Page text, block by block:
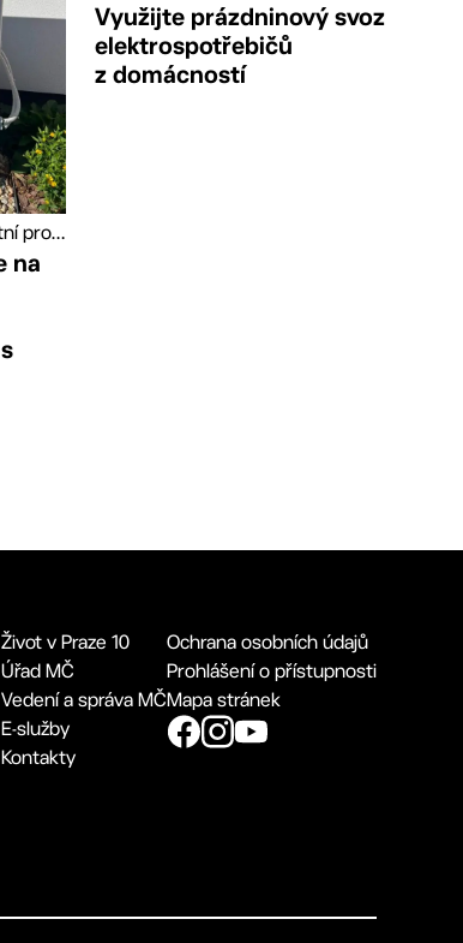
Granty a dotace, Životní prostředí
na
Využijte prázdninový svoz
elektrospotřebičů
z domácností
Život v Praze 10
Úřad MČ
Vedení a správa MČ
E-služby
Kontakty
Ochrana osobních údajů
Prohlášení o přístupnosti
Mapa stránek